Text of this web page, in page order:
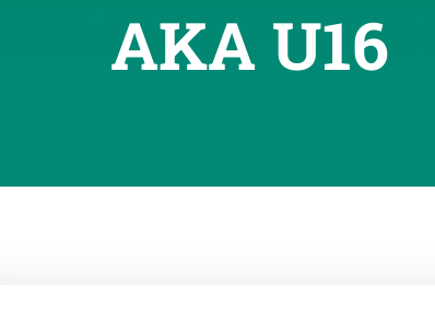
AKA U16